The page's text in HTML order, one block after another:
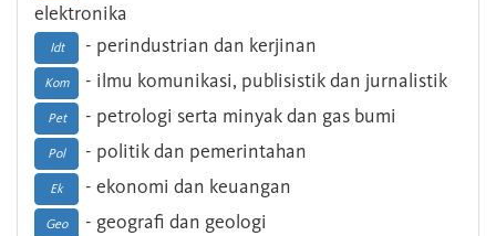
elektronika
Idt - perindustrian dan kerjinan
Kom - ilmu komunikasi, publisistik dan jurnalistik
Pet - petrologi serta minyak dan gas bumi
Pol - politik dan pemerintahan
Ek - ekonomi dan keuangan
Geo - geografi dan geologi